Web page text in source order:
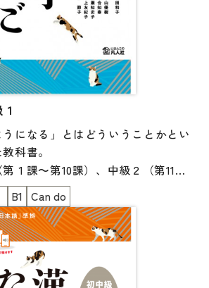
うになる」とはどういうことかとい
科書。
１課～第10課）、中級２（第11課
となっています。
明確になっている
ら学ぶ
テジーを身につける
B1 Can do